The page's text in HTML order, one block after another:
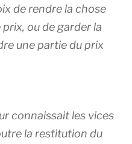
de rendre la chose
ou de garder la
une partie du prix
connaissait les vices
la restitution du